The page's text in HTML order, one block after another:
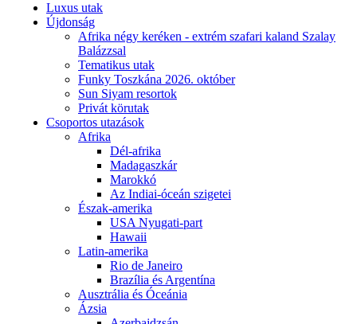
Luxus utak
Újdonság
Afrika négy keréken - extrém szafari kaland Szalay
Balázzsal
Tematikus utak
Funky Toszkána 2026. október
Sun Siyam resortok
Privát körutak
Csoportos utazások
Afrika
Dél-afrika
Madagaszkár
Marokkó
Az Indiai-óceán szigetei
Észak-amerika
USA Nyugati-part
Hawaii
Latin-amerika
Rio de Janeiro
Brazília és Argentína
Ausztrália és Óceánia
Ázsia